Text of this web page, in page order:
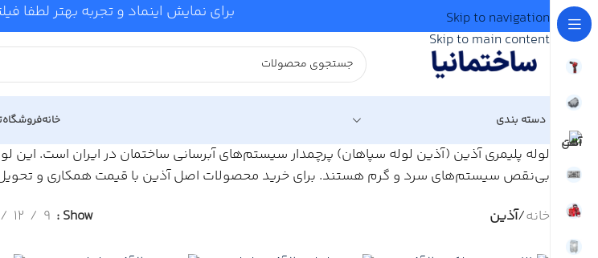
Skip to navigation
Skip to main content
برای نمایش اینماد و تجربه بهتر لطفا
دسته بندی خانهفروشگاه
لوله پلیمری آذین (آذین لوله سپاهان) پرچمدار سیستم‌های آبرسانی ساختمان در ایران است. این
بی‌نقص سیستم‌های سرد و گرم هستند. برای خرید محصولات اصل آذین با قیمت همکاری و تحویل
خانه/آذین Show
9
12